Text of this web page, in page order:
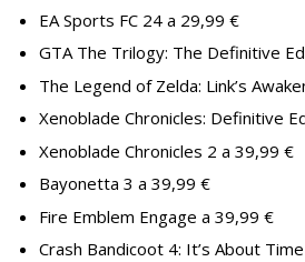
EA Sports FC 24 a 29,99 €
GTA The Trilogy: The Definitive
The Legend of Zelda: Link’s
Xenoblade Chronicles: Definitive
Xenoblade Chronicles 2 a 39,99 €
Bayonetta 3 a 39,99 €
Fire Emblem Engage a 39,99 €
Crash Bandicoot 4: It’s About